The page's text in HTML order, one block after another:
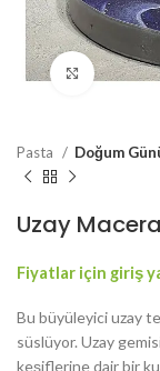
Resmi
Pasta Doğum
Uzay
Fiyatlar için giriş
Bu büyüleyici uzay
süslüyor. Uzay
keşiflerine dair bir